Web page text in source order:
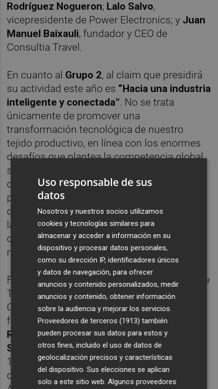
Rodríguez Nogueron; Lalo Salvo,
vicepresidente de Power Electronics; y Juan
Manuel Baixauli, fundador y CEO de
Consultia Travel.
En cuanto al Grupo 2, al claim que presidirá
su actividad este año es “Hacia una industria
inteligente y conectada”. No se trata
únicamente de promover una
transformación tecnológica de nuestro
tejido productivo, en línea con los enormes
desafíos que plantea la competencia global,
sino también de articular una estrategia que
comprometa al resto de actores públicos y
privados a facilitar que nuestra industria
disponga de las herramientas para integrar
la inteligencia artificial (IA), garantizar su
ciberseguridad y dotarse de los mejores
niveles de conectividad.
Forman parte del Grupo 2, la expresidenta de
TSMC Europa y coordinadora de la Ley de
Chips 2.0 de la UE,María Marced; el
fundador y presidente de S2 Grupo,
Rosell
; el presidente de PLD Space,Ezequiel
Sánchez; el fundador y presidente de
1Millionbot,Andrés Pedreño; el director de
operaciones corporativas de Comet
Uso responsable de sus
datos
Nosotros y nuestros socios utilizamos
cookies y tecnologías similares para
almacenar y acceder a información en su
dispositivo y procesar datos personales,
como su dirección IP, identificadores únicos
y datos de navegación, para ofrecer
anuncios y contenido personalizados, medir
anuncios y contenido, obtener información
sobre la audiencia y mejorar los servicios.
Proveedores de terceros (1913) también
pueden procesar sus datos para estos y
otros fines, incluido el uso de datos de
geolocalización precisos y características
del dispositivo. Sus elecciones se aplican
solo a este sitio web. Algunos proveedores